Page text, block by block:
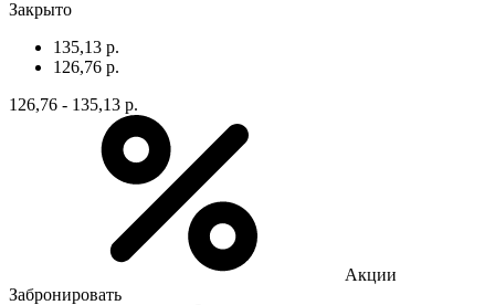
Закрыто
135,13 р.
126,76 р.
126,76 - 135,13 р.
Акции
Забронировать